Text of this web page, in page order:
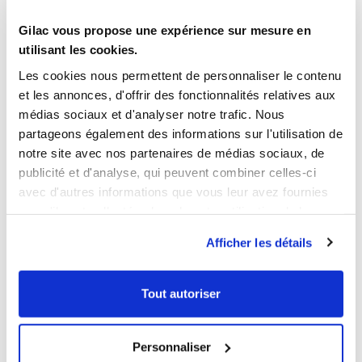
Gilac vous propose une expérience sur mesure en
utilisant les cookies.
Les cookies nous permettent de personnaliser le contenu
et les annonces, d'offrir des fonctionnalités relatives aux
médias sociaux et d'analyser notre trafic. Nous
partageons également des informations sur l'utilisation de
notre site avec nos partenaires de médias sociaux, de
publicité et d'analyse, qui peuvent combiner celles-ci
avec d'autres informations que vous leur avez fournies
Afficher les détails
Tout autoriser
Personnaliser
Ouvrir
Ajouter au panier
Fermer
Bac renforcé 400 x 300 15 L
- vert amande
15,39 € HT
Ouvrir
Bac à bec - vert amande
32,59 € HT
<
ACHETÉS ENSEMBLE